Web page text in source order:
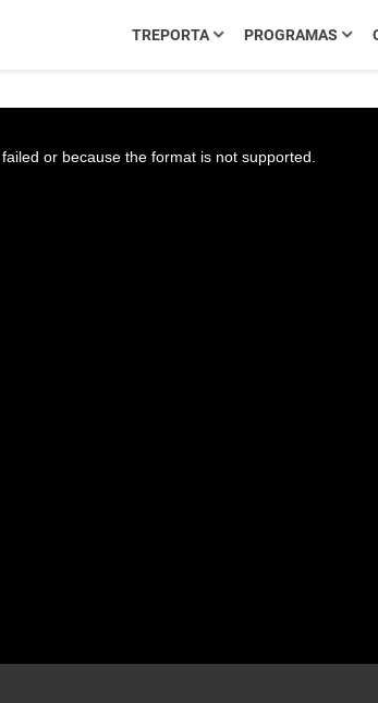
TREPORTA PROGRAMAS
or because the format is not supported.